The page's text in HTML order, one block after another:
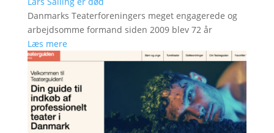
Danmarks Teaterforeningers meget engagerede og
arbejdsomme formand siden 2009 blev 72 år
Læs mere